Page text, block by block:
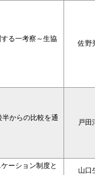
る一考察～生協
佐野
からの比較を通
戸田
ーション制度と
山口